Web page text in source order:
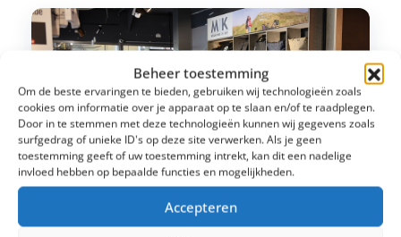
Beheer toestemming
Om de beste ervaringen te bieden, gebruiken wij technologieën zoals
cookies om informatie over je apparaat op te slaan en/of te raadplegen.
Door in te stemmen met deze technologieën kunnen wij gegevens zoals
surfgedrag of unieke ID's op deze site verwerken. Als je geen
toestemming geeft of uw toestemming intrekt, kan dit een nadelige
invloed hebben op bepaalde functies en mogelijkheden.
Accepteren